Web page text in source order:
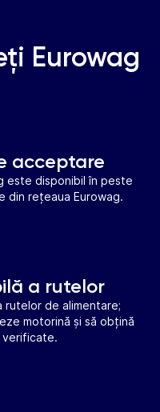
Eurowag
acceptare
este disponibil în peste
din rețeaua Eurowag.
a rutelor
rutelor de alimentare;
motorină și să obțină
verificate.